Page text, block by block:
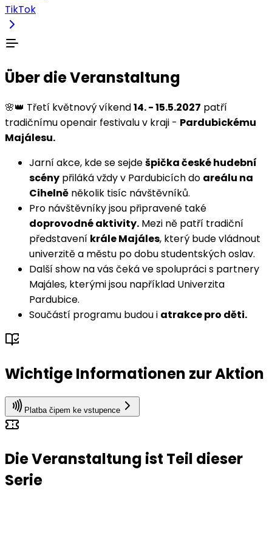
TikTok
Über die Veranstaltung
🌸👑 Třetí květnový víkend14. - 15.5.2027 patří
tradičnímu openair festivalu v kraji - Pardubickému
Majálesu.
Jarní akce, kde se sejdešpička české hudební
scény přiláká vždy v Pardubicích do areálu na
Cihelně několik tisíc návštěvníků.
Pro návštěvníky jsou připravené také
doprovodné aktivity. Mezi ně patří tradiční
představení krále Majáles, který bude vládnout
univerzitě a městu po dobu studentských oslav.
Další show na vás čeká ve spolupráci s partnery
Majáles, kterými jsou například Univerzita
Pardubice.
Součástí programu budou i atrakce pro děti.
Wichtige Informationen zur Aktion
Platba čipem ke vstupence
Die Veranstaltung ist Teil dieser
Serie